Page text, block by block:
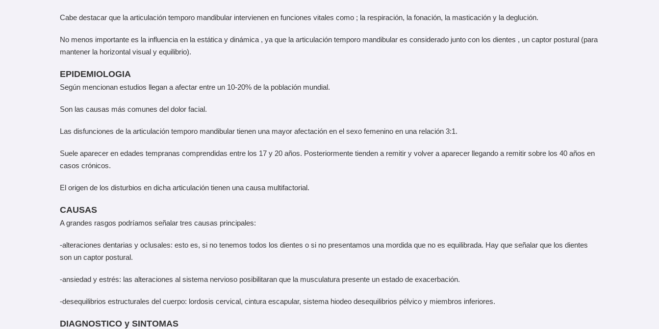
Cabe destacar que la articulación temporo mandibular intervienen en funciones vitales como ; la respiración, la fonación, la masticación y la deglución.
No menos importante es la influencia en la estática y dinámica , ya que la articulación temporo mandibular es considerado junto con los dientes , un captor postural (para
mantener la horizontal visual y equilibrio).
EPIDEMIOLOGIA
Según mencionan estudios llegan a afectar entre un 10-20% de la población mundial.
Son las causas más comunes del dolor facial.
Las disfunciones de la articulación temporo mandibular tienen una mayor afectación en el sexo femenino en una relación 3:1.
Suele aparecer en edades tempranas comprendidas entre los 17 y 20 años. Posteriormente tienden a remitir y volver a aparecer llegando a remitir sobre los 40 años en
casos crónicos.
El origen de los disturbios en dicha articulación tienen una causa multifactorial.
CAUSAS
A grandes rasgos podríamos señalar tres causas principales:
-alteraciones dentarias y oclusales: esto es, si no tenemos todos los dientes o si no presentamos una mordida que no es equilibrada. Hay que señalar que los dientes
son un captor postural.
-ansiedad y estrés: las alteraciones al sistema nervioso posibilitaran que la musculatura presente un estado de exacerbación.
-desequilibrios estructurales del cuerpo: lordosis cervical, cintura escapular, sistema hiodeo desequilibrios pélvico y miembros inferiores.
DIAGNOSTICO y SINTOMAS